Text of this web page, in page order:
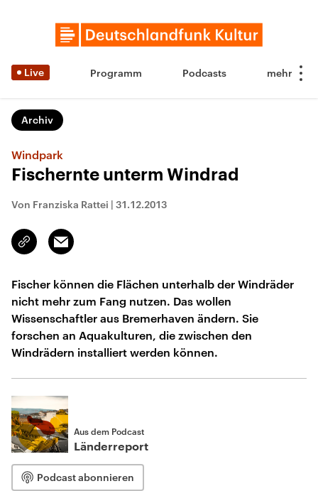
Live Programm Podcasts
Archiv
Windpark
Fischernte unterm Windrad
Von Franziska Rattei | 31.12.2013
Link
kopieren/teilen
Email
Fischer können die Flächen unterhalb der Windräder
nicht mehr zum Fang nutzen. Das wollen
Wissenschaftler aus Bremerhaven ändern. Sie
forschen an Aquakulturen, die zwischen den
Windrädern installiert werden können.
Aus dem Podcast
Länderreport
Podcast abonnieren